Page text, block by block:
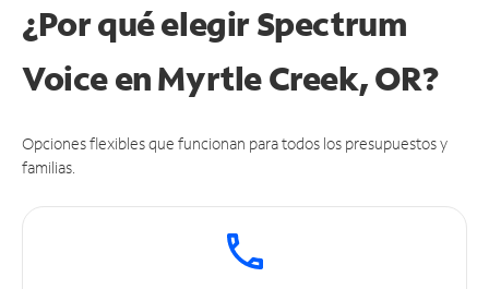
¿Por qué elegir Spectrum
Voice en Myrtle Creek, OR?
Opciones flexibles que funcionan para todos los presupuestos y
familias.